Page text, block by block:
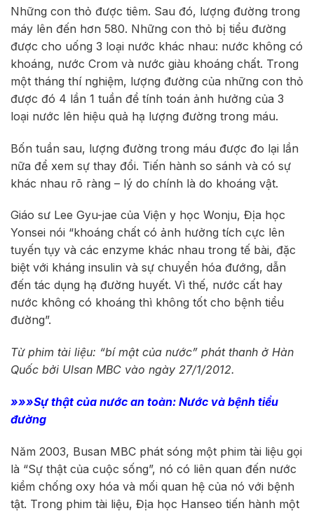
Những con thỏ được tiêm. Sau đó, lượng đường trong
máy lên đến hơn 580. Những con thỏ bị tiểu đường
được cho uống 3 loại nước khác nhau: nước không có
khoáng, nước Crom và nước giàu khoáng chất. Trong
một tháng thí nghiệm, lượng đường của những con thỏ
được đó 4 lần 1 tuần để tính toán ảnh hưởng của 3
loại nước lên hiệu quả hạ lượng đường trong máu.
Bốn tuần sau, lượng đường trong máu được đo lại lần
nữa để xem sự thay đổi. Tiến hành so sánh và có sự
khác nhau rõ ràng – lý do chính là do khoáng vật.
Giáo sư Lee Gyu-jae của Viện y học Wonju, Địa học
Yonsei nói “khoáng chất có ảnh hưởng tích cực lên
tuyến tụy và các enzyme khác nhau trong tế bài, đặc
biệt với kháng insulin và sự chuyển hóa đướng, dẫn
đến tác dụng hạ đường huyết. Vì thế, nước cất hay
nước không có khoáng thì không tốt cho bệnh tiểu
đường”.
Từ phim tài liệu: “bí mật của nước” phát thanh ở Hàn
Quốc bởi Ulsan MBC vào ngày 27/1/2012.
»»»Sự thật của nước an toàn: Nước và bệnh tiểu
đường
Năm 2003, Busan MBC phát sóng một phim tài liệu gọi
là “Sự thật của cuộc sống”, nó có liên quan đến nước
kiềm chống oxy hóa và mối quan hệ của nó với bệnh
tật. Trong phim tài liệu, Địa học Hanseo tiến hành một